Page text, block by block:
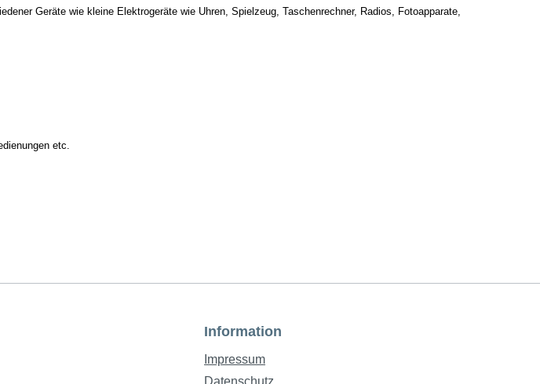
Geräte wie kleine Elektrogeräte wie Uhren, Spielzeug, Taschenrechner, Radios, Fotoapparate,
etc.
Information
Impressum